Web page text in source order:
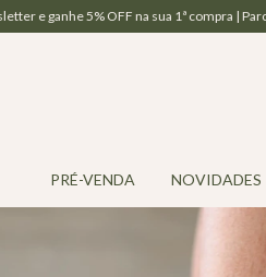
1ª compra | Parcelamento em até 6x|
PRÉ-VENDA NOVIDADES